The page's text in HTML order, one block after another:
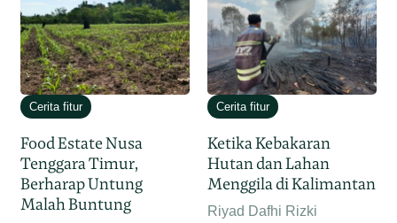
Cerita fitur
Food Estate Nusa
Tenggara Timur,
Berharap Untung
Malah Buntung
Cerita fitur
Ketika Kebakaran
Hutan dan Lahan
Menggila di Kalimantan
Riyad Dafhi Rizki